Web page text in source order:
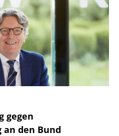
gegen
den Bund